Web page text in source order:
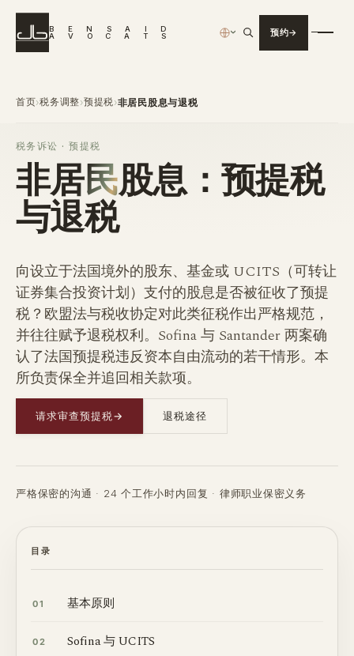
B E N S A I
D
A
V O C A T S › 预约
首页›税务调整›预提税›非居民股息与退税
税务诉讼 · 预提税
非居民股息：预提税
与退税
向设立于法国境外的股东、基金或 UCITS（可转让
证券集合投资计划）支付的股息是否被征收了预提
税？欧盟法与税收协定对此类征税作出严格规范，
并往往赋予退税权利。Sofina 与 Santander 两案确
认了法国预提税违反资本自由流动的若干情形。本
所负责保全并追回相关款项。
请求审查预提税→ 退税途径
严格保密的沟通 · 24 个工作小时内回复 · 律师职业保密义务
目录
01 基本原则
02 Sofina 与 UCITS